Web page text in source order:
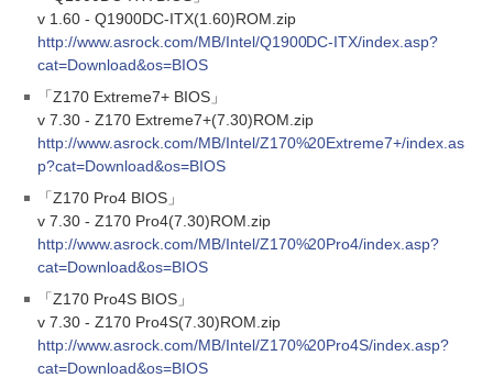
v 1.60 - Q1900DC-ITX(1.60)ROM.zip
http://www.asrock.com/MB/Intel/Q1900DC-ITX/index.asp?
cat=Download&os=BIOS
「Z170 Extreme7+ BIOS」
v 7.30 - Z170 Extreme7+(7.30)ROM.zip
http://www.asrock.com/MB/Intel/Z170%20Extreme7+/index.as
p?cat=Download&os=BIOS
「Z170 Pro4 BIOS」
v 7.30 - Z170 Pro4(7.30)ROM.zip
http://www.asrock.com/MB/Intel/Z170%20Pro4/index.asp?
cat=Download&os=BIOS
「Z170 Pro4S BIOS」
v 7.30 - Z170 Pro4S(7.30)ROM.zip
http://www.asrock.com/MB/Intel/Z170%20Pro4S/index.asp?
cat=Download&os=BIOS